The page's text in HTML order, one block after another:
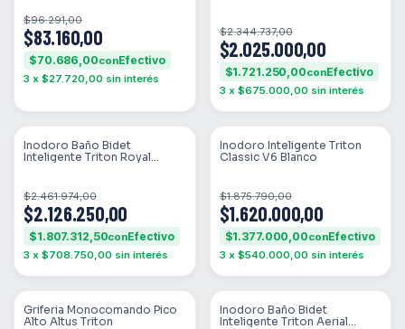
$83.160,00
$96.291,00
$70.686,00con
3 x $27.720,00 sin interés
$2.025.000,00
$2.344.737,00
$1.721.250,00con
3 x $675.000,00 sin interés
SIN STOCK
Inodoro Baño Bidet
Inteligente Triton Royal
$2.126.250,00
$2.461.974,00
$1.807.312,50con
3 x $708.750,00 sin interés
SIN STOCK
Inodoro Inteligente Triton
Classic V6 Blanco
$1.620.000,00
$1.875.790,00
$1.377.000,00con
3 x $540.000,00 sin interés
SIN STOCK
Griferia Monocomando Pico
Alto Altus Triton
SIN STOCK
Inodoro Baño Bidet
Inteligente Triton Aerial